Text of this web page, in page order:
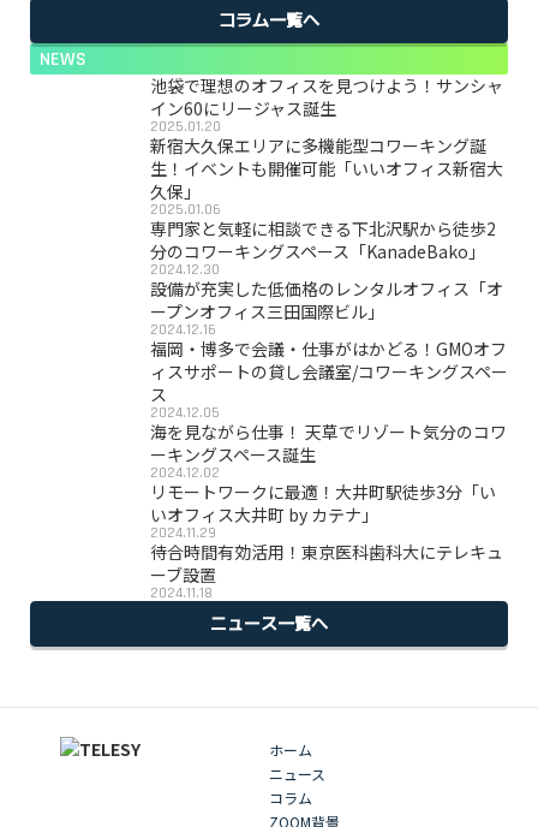
コラム一覧へ
NEWS
池袋で理想のオフィスを見つけよう！サンシャ
イン60にリージャス誕生
2025.01.20
新宿大久保エリアに多機能型コワーキング誕
生！イベントも開催可能「いいオフィス新宿大
久保」
2025.01.06
専門家と気軽に相談できる下北沢駅から徒歩2
分のコワーキングスペース「KanadeBako」
2024.12.30
設備が充実した低価格のレンタルオフィス「オ
ープンオフィス三田国際ビル」
2024.12.16
福岡・博多で会議・仕事がはかどる！GMOオフ
ィスサポートの貸し会議室/コワーキングスペー
ス
2024.12.05
海を見ながら仕事！ 天草でリゾート気分のコワ
ーキングスペース誕生
2024.12.02
リモートワークに最適！大井町駅徒歩3分「い
いオフィス大井町 by カテナ」
2024.11.29
待合時間有効活用！東京医科歯科大にテレキュ
ーブ設置
2024.11.18
ニュース一覧へ
ホーム
ニュース
コラム
ZOOM背景